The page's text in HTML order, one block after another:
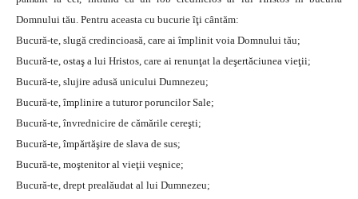
Domnului tău. Pentru aceasta cu bucurie îţi cântăm:
Bucură-te, slugă credincioasă, care ai împlinit voia Domnului tău;
Bucură-te, ostaş a lui Hristos, care ai renunţat la deşertăciunea vieţii;
Bucură-te, slujire adusă unicului Dumnezeu;
Bucură-te, împlinire a tuturor poruncilor Sale;
Bucură-te, învrednicire de cămările cereşti;
Bucură-te, împărtăşire de slava de sus;
Bucură-te, moştenitor al vieţii veşnice;
Bucură-te, drept prealăudat al lui Dumnezeu;